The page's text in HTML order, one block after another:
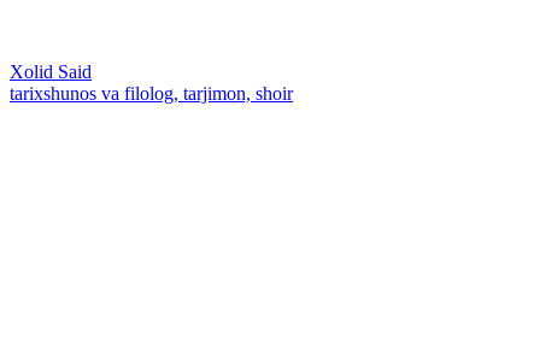
Xolid Said
tarixshunos va filolog, tarjimon, shoir